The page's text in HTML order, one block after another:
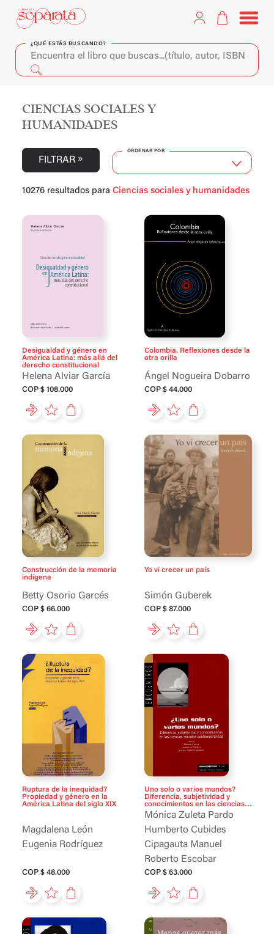
¿QUÉ ESTÁS BUSCANDO?
CIENCIAS SOCIALES Y
HUMANIDADES
FILTRAR
10276 resultados para Ciencias sociales y humanidades
ORDENAR POR
Desigualdad y género en
América Latina: más allá del
derecho constitucional
Helena Alviar García
COP $ 108.000
Colombia. Reflexiones desde la
otra orilla
Ángel Nogueira Dobarro
COP $ 44.000
Construcción de la memoria
indígena
Betty Osorio Garcés
COP $ 66.000
Yo vi crecer un país
Simón Guberek
COP $ 87.000
Ruptura de la inequidad?
Propiedad y género en la
América Latina del siglo XIX
Magdalena León
Eugenia Rodríguez
COP $ 48.000
Uno solo o varios mundos?
Diferencia, subjetividad y
conocimientos en las ciencias
sociales
Mónica Zuleta Pardo
Humberto Cubides
Cipagauta Manuel
Roberto Escobar
COP $ 63.000